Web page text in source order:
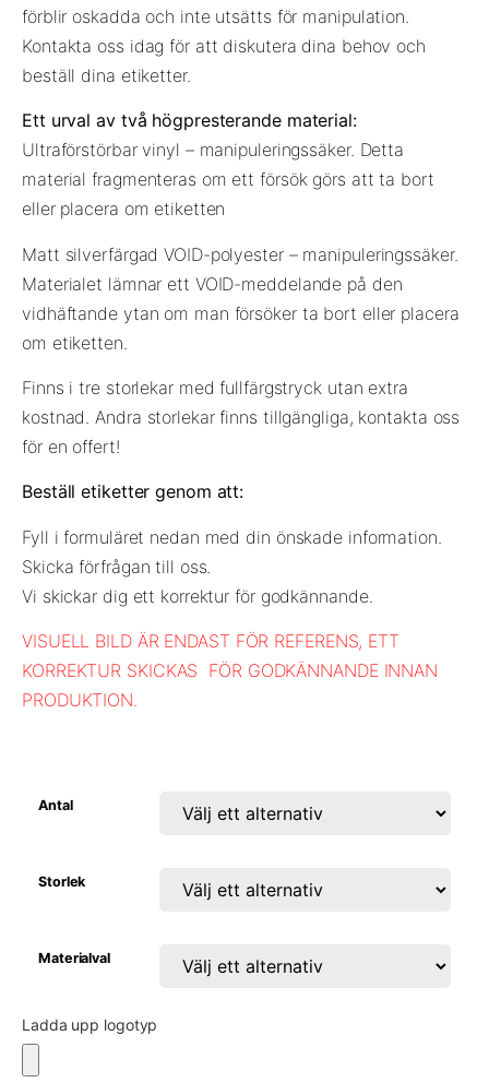
förblir oskadda och inte utsätts för manipulation.
Kontakta oss idag för att diskutera dina behov och
beställ dina etiketter.
Ett urval av två högpresterande material:
Ultraförstörbar vinyl – manipuleringssäker. Detta
material fragmenteras om ett försök görs att ta bort
eller placera om etiketten
Matt silverfärgad VOID-polyester – manipuleringssäker.
Materialet lämnar ett VOID-meddelande på den
vidhäftande ytan om man försöker ta bort eller placera
om etiketten.
Finns i tre storlekar med fullfärgstryck utan extra
kostnad. Andra storlekar finns tillgängliga, kontakta oss
för en offert!
Beställ etiketter genom att:
Fyll i formuläret nedan med din önskade information.
Skicka förfrågan till oss.
Vi skickar dig ett korrektur för godkännande.
VISUELL BILD ÄR ENDAST FÖR REFERENS, ETT
KORREKTUR SKICKAS FÖR GODKÄNNANDE INNAN
PRODUKTION.
Antal
Storlek
Materialval
Ladda upp logotyp